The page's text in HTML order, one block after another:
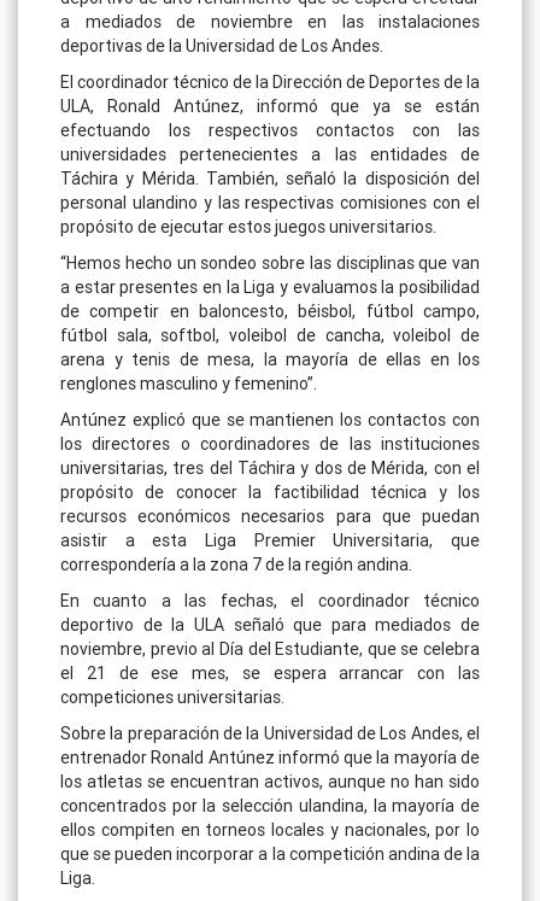
a mediados de noviembre en las instalaciones
deportivas de la Universidad de Los Andes.
El coordinador técnico de la Dirección de Deportes de la
ULA, Ronald Antúnez, informó que ya se están
efectuando los respectivos contactos con las
universidades pertenecientes a las entidades de
Táchira y Mérida. También, señaló la disposición del
personal ulandino y las respectivas comisiones con el
propósito de ejecutar estos juegos universitarios.
“Hemos hecho un sondeo sobre las disciplinas que van
a estar presentes en la Liga y evaluamos la posibilidad
de competir en baloncesto, béisbol, fútbol campo,
fútbol sala, softbol, voleibol de cancha, voleibol de
arena y tenis de mesa, la mayoría de ellas en los
renglones masculino y femenino”.
Antúnez explicó que se mantienen los contactos con
los directores o coordinadores de las instituciones
universitarias, tres del Táchira y dos de Mérida, con el
propósito de conocer la factibilidad técnica y los
recursos económicos necesarios para que puedan
asistir a esta Liga Premier Universitaria, que
correspondería a la zona 7 de la región andina.
En cuanto a las fechas, el coordinador técnico
deportivo de la ULA señaló que para mediados de
noviembre, previo al Día del Estudiante, que se celebra
el 21 de ese mes, se espera arrancar con las
competiciones universitarias.
Sobre la preparación de la Universidad de Los Andes, el
entrenador Ronald Antúnez informó que la mayoría de
los atletas se encuentran activos, aunque no han sido
concentrados por la selección ulandina, la mayoría de
ellos compiten en torneos locales y nacionales, por lo
que se pueden incorporar a la competición andina de la
Liga.